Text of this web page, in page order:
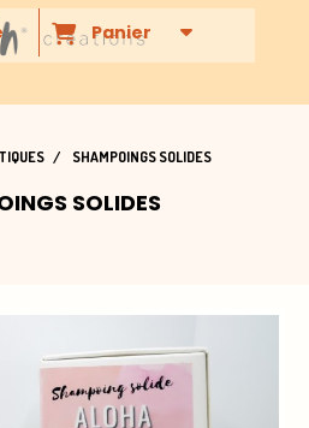
Panier
SHAMPOINGS SOLIDES
SOLIDES